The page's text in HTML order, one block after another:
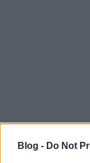
Blog - Do Not